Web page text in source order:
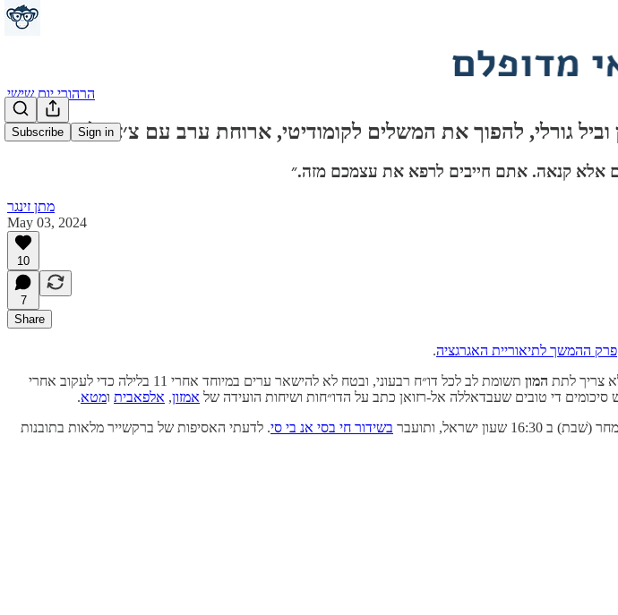
Subscribe Sign in
הרהורי יום שישי
אלא קנאה. אתם חייבים לרפא את עצמכם מזה.״
מתן זינגר
May 03, 2024
10
7
Share
פרק ההמשך לתיאוריית האגרגציה.
צריך לתת המון
תשומת לב לכל דו״ח רבעוני, ובטח לא להישאר ערים במיוחד אחרי 11 בלילה כדי לעקוב אחרי
די טובים שעבדאללה אל-רזואן כתב על הדו״חות ושיחות הועידה של אמזון, אלפאבית ומטא.
ותועבר
בשידור חי בסי אנ בי סי. לדעתי האסיפות של ברקשייר מלאות בתובנות